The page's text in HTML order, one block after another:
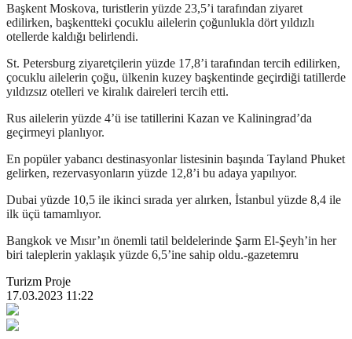
Başkent Moskova, turistlerin yüzde 23,5’i tarafından ziyaret
edilirken, başkentteki çocuklu ailelerin çoğunlukla dört yıldızlı
otellerde kaldığı belirlendi.
St. Petersburg ziyaretçilerin yüzde 17,8’i tarafından tercih edilirken,
çocuklu ailelerin çoğu, ülkenin kuzey başkentinde geçirdiği tatillerde
yıldızsız otelleri ve kiralık daireleri tercih etti.
Rus ailelerin yüzde 4’ü ise tatillerini Kazan ve Kaliningrad’da
geçirmeyi planlıyor.
En popüler yabancı destinasyonlar listesinin başında Tayland Phuket
gelirken, rezervasyonların yüzde 12,8’i bu adaya yapılıyor.
Dubai yüzde 10,5 ile ikinci sırada yer alırken, İstanbul yüzde 8,4 ile
ilk üçü tamamlıyor.
Bangkok ve Mısır’ın önemli tatil beldelerinde Şarm El-Şeyh’in her
biri taleplerin yaklaşık yüzde 6,5’ine sahip oldu.-gazetemru
Turizm Proje
17.03.2023 11:22